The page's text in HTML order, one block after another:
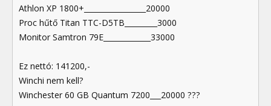
Athlon XP 1800+_________________20000
Proc hűtő Titan TTC-D5TB_________3000
Monitor Samtron 79E_____________33000
Ez nettó: 141200,-
Winchi nem kell?
Winchester 60 GB Quantum 7200___20000 ???